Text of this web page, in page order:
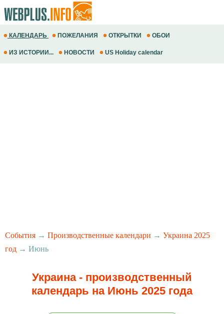
КАЛЕНДАРЬ ПОЖЕЛАНИЯ ОТКРЫТКИ ОБОИ
ИЗ ИСТОРИИ... НОВОСТИ US Holiday calendar
События → Производственные календари → Украина 2025
год → Июнь
Украина - производственный
календарь на Июнь 2025 года